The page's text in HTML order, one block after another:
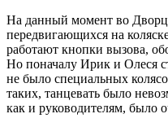
На данный момент во
передвигающихся на
работают кнопки вызова,
Но поначалу Ирик и Олеся
не было специальных
таких, танцевать было
как и руководителям, было